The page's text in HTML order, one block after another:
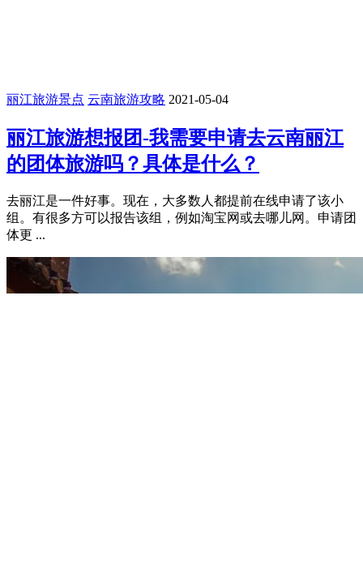
丽江旅游景点 云南旅游攻略 2021-05-04
丽江旅游想报团-我需要申请去云南丽江
的团体旅游吗？具体是什么？
去丽江是一件好事。现在，大多数人都提前在线申请了该小
组。有很多方可以报告该组，例如淘宝网或去哪儿网。申请团
体更 ...